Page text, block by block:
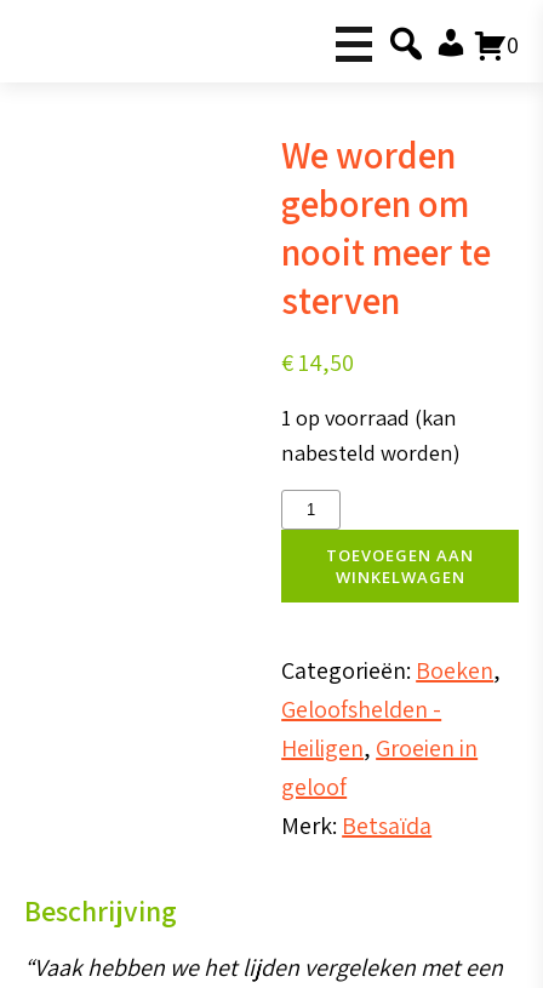
0
We worden
geboren om
nooit meer te
sterven
€14,50
1 op voorraad (kan
nabesteld worden)
We
worden
geboren
nooit
meer
te
sterven
aantal
TOEVOEGEN AAN
WINKELWAGEN
Categorieën: Boeken,
Geloofshelden -
Heiligen, Groeien in
geloof
Merk: Betsaïda
Beschrijving
“Vaak hebben we het lijden vergeleken met een